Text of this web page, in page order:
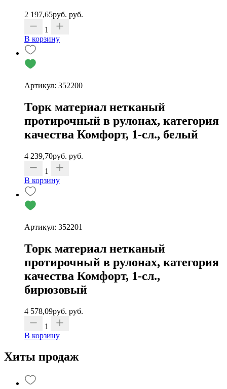
2 197,65руб. руб.
1
В корзину
Артикул: 352200
Торк материал нетканый
протирочный в рулонах, категория
качества Комфорт, 1-сл., белый
4 239,70руб. руб.
1
В корзину
Артикул: 352201
Торк материал нетканый
протирочный в рулонах, категория
качества Комфорт, 1-сл.,
бирюзовый
4 578,09руб. руб.
1
В корзину
Хиты продаж